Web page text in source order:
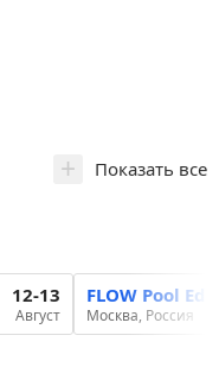
+ Показать все
12-13
Август
FLOW Pool
Москва, Россия